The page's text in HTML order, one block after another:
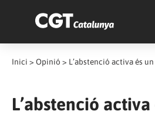
Inici > Opinió > L’abstenció activa és
L’abstenció